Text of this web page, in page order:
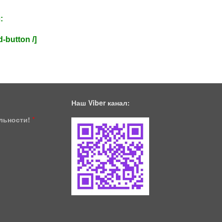
:
button /]
*
Наш Viber канал: